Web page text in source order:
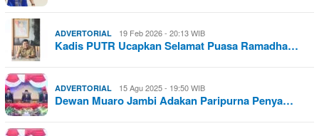
ADVERTORIAL 19 Feb 2026 - 20:13 WIB
Kadis PUTR Ucapkan Selamat Puasa Ramadha…
ADVERTORIAL 15 Agu 2025 - 19:50 WIB
Dewan Muaro Jambi Adakan Paripurna Penya…